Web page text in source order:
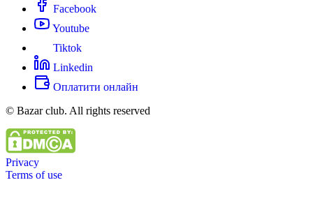
Facebook
Youtube
Tiktok
Linkedin
Оплатити онлайн
© Bazar club. All rights reserved
Privacy
Terms of use